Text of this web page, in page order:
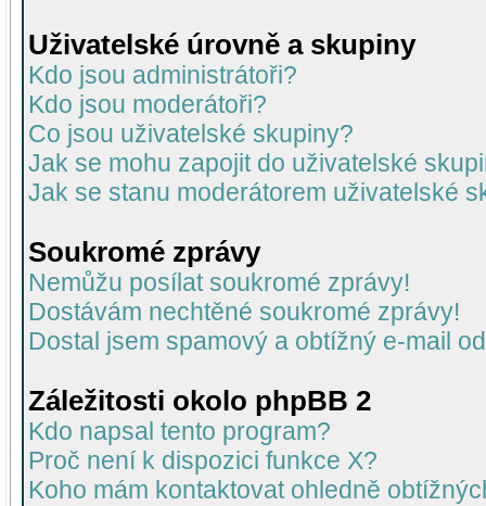
Uživatelské úrovně a skupiny
Kdo jsou administrátoři?
Kdo jsou moderátoři?
Co jsou uživatelské skupiny?
Jak se mohu zapojit do uživatelské
Jak se stanu moderátorem uživatelské
Soukromé zprávy
Nemůžu posílat soukromé zprávy!
Dostávám nechtěné soukromé zprávy!
Dostal jsem spamový a obtížný e-mail
Záležitosti okolo phpBB 2
Kdo napsal tento program?
Proč není k dispozici funkce X?
Koho mám kontaktovat ohledně